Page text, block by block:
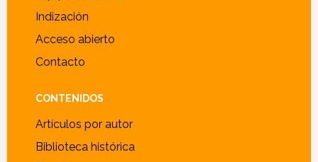
Indización
Acceso abierto
Contacto
CONTENIDOS
Artículos por autor
Biblioteca histórica